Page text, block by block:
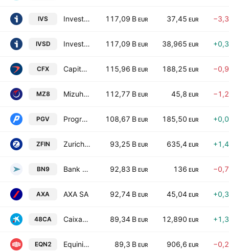
IVS Investor AB Class A 117,09 B EUR 37,45 EUR
IVSD Investor AB Class B 117,09 B EUR 38,965 EUR
CFX Capital One Financial Corp 115,96 B EUR 188,25 EUR
MZ8 Mizuho Financial Group, Inc. 112,77 B EUR 45,8 EUR
PGV Progressive Corporation 108,67 B EUR 185,50 EUR
ZFIN Zurich Insurance Group Ltd 93,25 B EUR 635,4 EUR
BN9 Bank of New York Mellon Corp 92,83 B EUR 136 EUR
AXA AXA SA 92,74 B EUR 45,04 EUR
48CA CaixaBank SA 89,34 B EUR 12,890 EUR
EQN2 Equinix, Inc. 89,3 B EUR 906,6 EUR